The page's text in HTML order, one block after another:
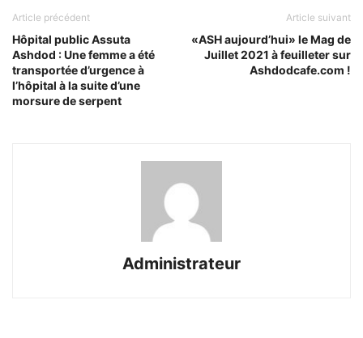
Article précédent
Hôpital public Assuta
Ashdod : Une femme a été
transportée d’urgence à
l’hôpital à la suite d’une
morsure de serpent
Article suivant
«ASH aujourd’hui» le Mag de
Juillet 2021 à feuilleter sur
Ashdodcafe.com !
Administrateur